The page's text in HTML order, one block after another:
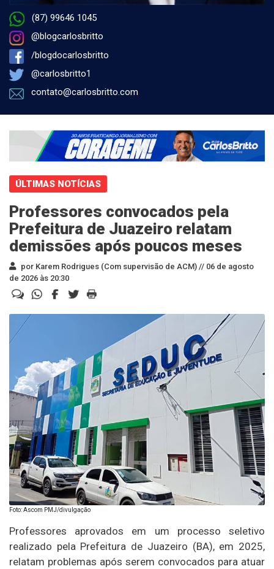
(87) 99646 1045
@blogcarlosbritto
/blogdocarlosbritto
@carlosbritto1
contato@carlosbritto.com
ÚLTIMAS NOTÍCIAS
Professores convocados pela
Prefeitura de Juazeiro relatam
demissões após poucos meses
por Karem Rodrigues (Com supervisão de ACM) // 06 de agosto
de 2026 às 20:30
Foto: Ascom PMJ/divulgação
Professores aprovados em um processo seletivo
realizado pela Prefeitura de Juazeiro (BA), em 2025,
relatam problemas após serem convocados para atuar